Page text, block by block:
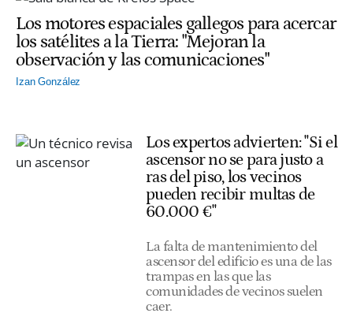
Los motores espaciales gallegos para acercar
los satélites a la Tierra: "Mejoran la
observación y las comunicaciones"
Izan González
Los expertos advierten: "Si el
ascensor no se para justo a
ras del piso, los vecinos
pueden recibir multas de
60.000 €"
La falta de mantenimiento del
ascensor del edificio es una de las
trampas en las que las
comunidades de vecinos suelen
caer.